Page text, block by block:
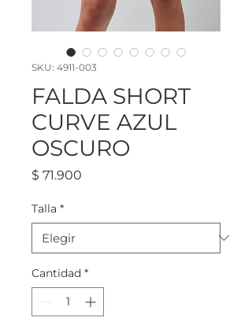
SKU: 4911-003
FALDA SHORT
CURVE AZUL
OSCURO
$ 71.900
Talla *
Cantidad *